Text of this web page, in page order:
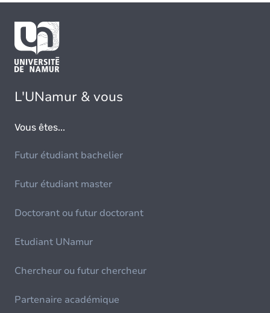
L'UNamur & vous
Vous êtes...
Futur étudiant bachelier
Futur étudiant master
Doctorant ou futur doctorant
Etudiant UNamur
Chercheur ou futur chercheur
Partenaire académique